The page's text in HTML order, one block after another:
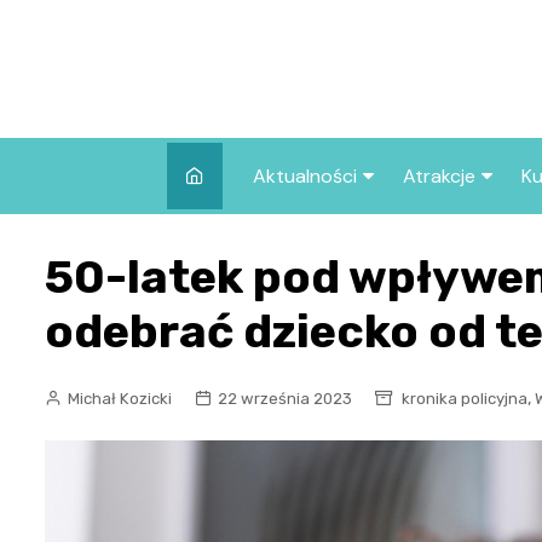
Aktualności
Wszystkie wpisy
Atrakcje
we Wrocławiu
Co warto
Wrocławiu?
50-latek pod
odebrać dziecko od
Michał Kozicki 22 września 2023 kronika policyjna,